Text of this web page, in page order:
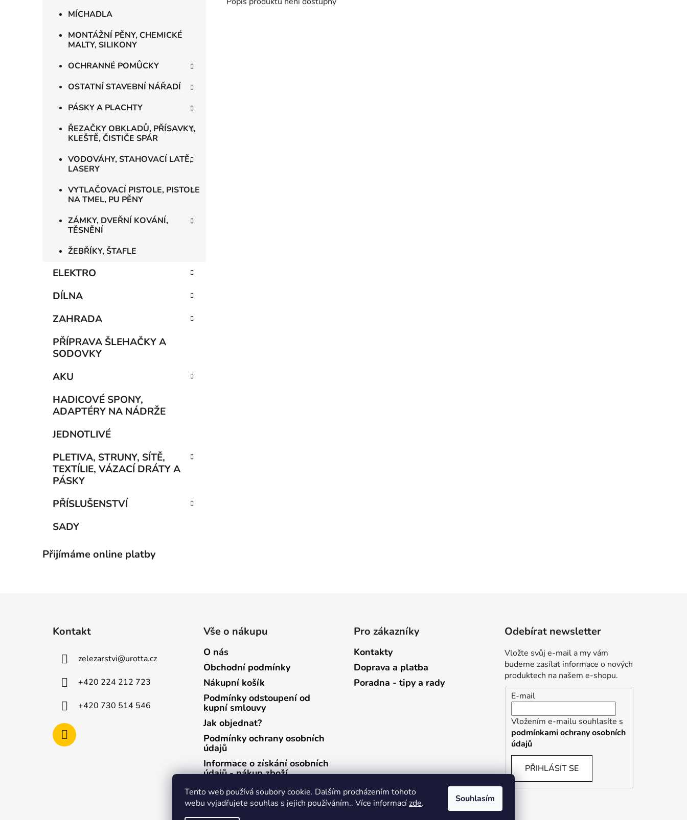
Tento web používá soubory cookie. Dalším procházením tohoto
webu vyjadřujete souhlas s jejich používáním.. Více informacízde. Souhlasím
MÍCHADLA
MONTÁŽNÍ PĚNY, CHEMICKÉ
MALTY, SILIKONY
OCHRANNÉ POMŮCKY
OSTATNÍ STAVEBNÍ NÁŘADÍ
PÁSKY A PLACHTY
ŘEZAČKY OBKLADŮ, PŘÍSAVKY,
KLEŠTĚ, ČISTIČE SPÁR
VODOVÁHY, STAHOVACÍ LATĚ,
LASERY
VYTLAČOVACÍ PISTOLE, PISTOLE
NA TMEL, PU PĚNY
ZÁMKY, DVEŘNÍ KOVÁNÍ,
TĚSNĚNÍ
ŽEBŘÍKY, ŠTAFLE
ELEKTRO
DÍLNA
ZAHRADA
PŘÍPRAVA ŠLEHAČKY A
SODOVKY
AKU
HADICOVÉ SPONY,
ADAPTÉRY NA NÁDRŽE
JEDNOTLIVÉ
PLETIVA, STRUNY, SÍTĚ,
TEXTÍLIE, VÁZACÍ DRÁTY A
PÁSKY
PŘÍSLUŠENSTVÍ
SADY
Přijímáme online platby
Kontakt
zelezarstvi@urotta.cz
+420 224 212 723
+420 730 514 546
Vše o nákupu
O nás
Obchodní podmínky
Nákupní košík
Podmínky odstoupení od
kupní smlouvy
Jak objednat?
Podmínky ochrany osobních
údajů
Informace o získání osobních
údajů - nákup zboží
Informace o získání osobních
údajů - zasílání newsletterů
Pro zákazníky
Kontakty
Doprava a platba
Poradna - tipy a rady
Odebírat newsletter
Vložte svůj e-mail a my vám
budeme zasílat informace o nových
produktech na našem e-shopu.
E-mail
Vložením e-mailu souhlasíte s
podmínkami ochrany osobních
údajů
PŘIHLÁSIT SE